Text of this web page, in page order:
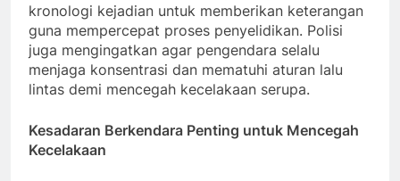
kronologi kejadian untuk memberikan keterangan
guna mempercepat proses penyelidikan. Polisi
juga mengingatkan agar pengendara selalu
menjaga konsentrasi dan mematuhi aturan lalu
lintas demi mencegah kecelakaan serupa.
Kesadaran Berkendara Penting untuk Mencegah
Kecelakaan